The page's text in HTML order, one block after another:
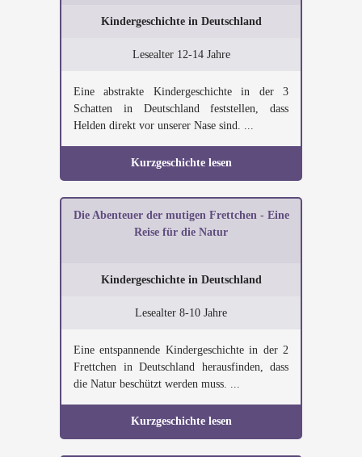
Kindergeschichte in Deutschland
Lesealter 12-14 Jahre
Eine abstrakte Kindergeschichte in der 3
Schatten in Deutschland feststellen, dass
Helden direkt vor unserer Nase sind. ...
Kurzgeschichte lesen
Die Abenteuer der mutigen Frettchen - Eine
Reise für die Natur
Kindergeschichte in Deutschland
Lesealter 8-10 Jahre
Eine entspannende Kindergeschichte in der 2
Frettchen in Deutschland herausfinden, dass
die Natur beschützt werden muss. ...
Kurzgeschichte lesen